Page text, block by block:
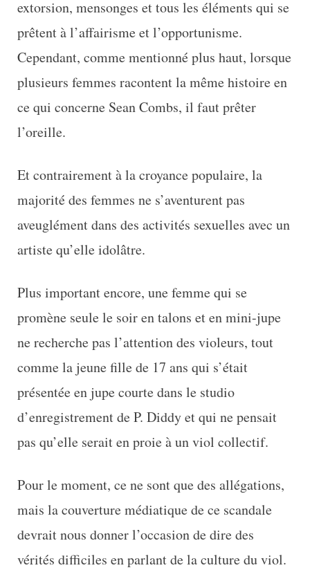
extorsion, mensonges et tous les éléments qui se
prêtent à l’affairisme et l’opportunisme.
Cependant, comme mentionné plus haut, lorsque
plusieurs femmes racontent la même histoire en
ce qui concerne Sean Combs, il faut prêter
l’oreille.
Et contrairement à la croyance populaire, la
majorité des femmes ne s’aventurent pas
aveuglément dans des activités sexuelles avec un
artiste qu’elle idolâtre.
Plus important encore, une femme qui se
promène seule le soir en talons et en mini-jupe
ne recherche pas l’attention des violeurs, tout
comme la jeune fille de 17 ans qui s’était
présentée en jupe courte dans le studio
d’enregistrement de P. Diddy et qui ne pensait
pas qu’elle serait en proie à un viol collectif.
Pour le moment, ce ne sont que des allégations,
mais la couverture médiatique de ce scandale
devrait nous donner l’occasion de dire des
vérités difficiles en parlant de la culture du viol.